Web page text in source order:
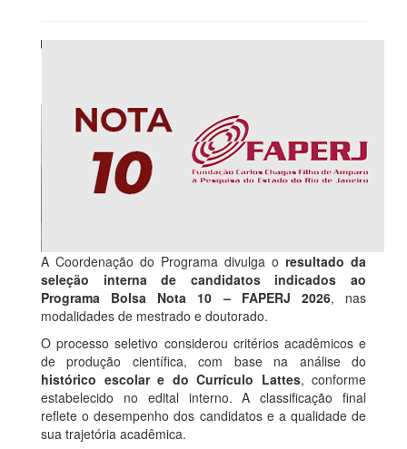
A Coordenação do Programa divulga o resultado da
seleção interna de candidatos indicados ao
Programa Bolsa Nota 10 – FAPERJ 2026, nas
modalidades de mestrado e doutorado.
O processo seletivo considerou critérios acadêmicos e
de produção científica, com base na análise do
histórico escolar e do Currículo Lattes, conforme
estabelecido no edital interno. A classificação final
reflete o desempenho dos candidatos e a qualidade de
sua trajetória acadêmica.